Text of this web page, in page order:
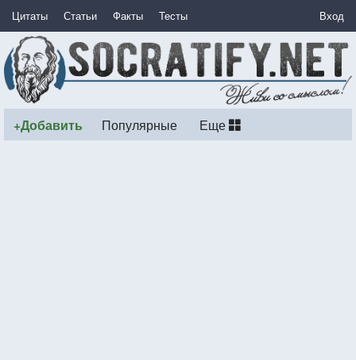
Цитаты Статьи Факты Тесты Вход
+Добавить Популярные Еще